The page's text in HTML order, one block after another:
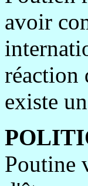
avoir
réaction
existe
Poutine